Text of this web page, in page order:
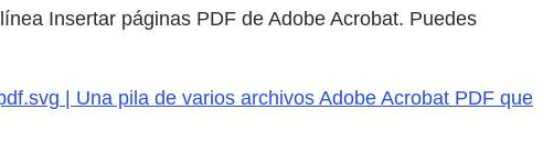
Insertar páginas PDF de Adobe Acrobat. Puedes
| Una pila de varios archivos Adobe Acrobat PDF que